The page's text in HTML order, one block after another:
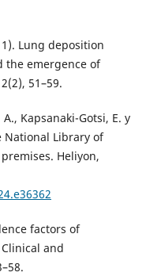
Lung deposition
the emergence of
51–59.
Kapsanaki-Gotsi, E. y
National Library of
Heliyon,
factors of
and